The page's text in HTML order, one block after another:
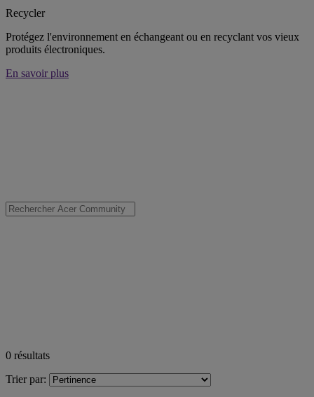
Recycler
Protégez l'environnement en échangeant ou en recyclant vos vieux
produits électroniques.
En savoir plus
0 résultats
Trier par: